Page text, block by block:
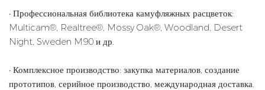
• Профессиональная библиотека камуфляжных расцветок:
Multicam®, Realtree®, Mossy Oak®, Woodland, Desert
Night, Sweden M90 и др.
• Комплексное производство: закупка материалов, создание
прототипов, серийное производство, международная доставка.